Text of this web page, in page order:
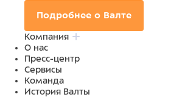
Подробнее о Валте
Компания
О нас
Пресс-центр
Сервисы
Команда
История Валты